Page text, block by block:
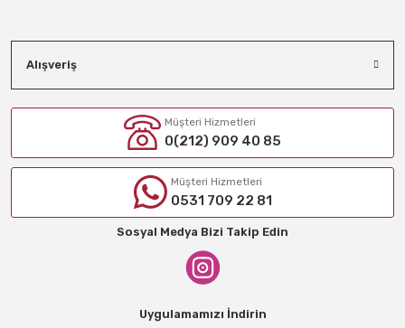
Alışveriş
Müşteri Hizmetleri
0(212) 909 40 85
Müşteri Hizmetleri
0531 709 22 81
Sosyal Medya Bizi Takip Edin
Uygulamamızı İndirin